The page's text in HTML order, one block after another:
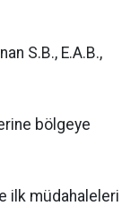
S.B., E.A.B.,
bölgeye
ilk müdahaleleri